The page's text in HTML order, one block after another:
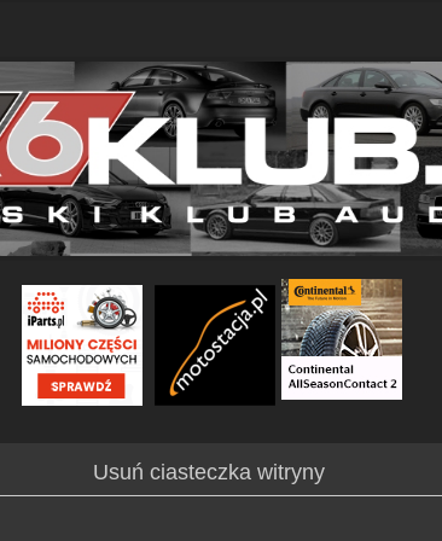
Usuń ciasteczka witryny